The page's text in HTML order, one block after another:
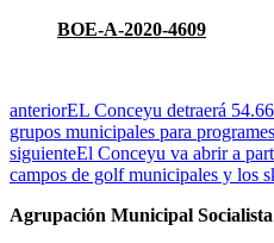
BOE-A-2020-4609
anteriorEL Conceyu detraerá
grupos municipales para
siguienteEl Conceyu va abrir a
campos de golf municipales y los
Agrupación Municipal